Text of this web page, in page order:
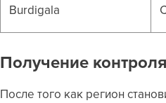
Burdigala
Получение
После того как регион